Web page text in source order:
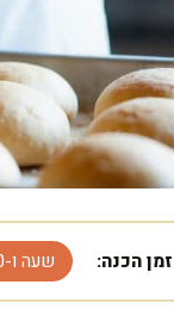
זמן הכנה: שעה ו-10 דק'